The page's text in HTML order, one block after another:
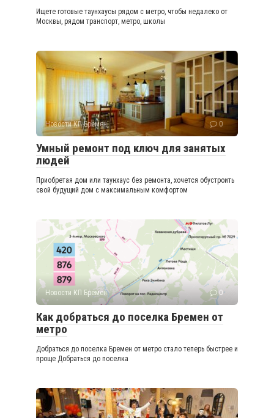
Ищете готовые таунхаусы рядом с метро, чтобы недалеко от
Москвы, рядом транспорт, метро, школы
Новости КП Бремен 0
Умный ремонт под ключ для занятых
людей
Приобретая дом или таунхаус без ремонта, хочется обустроить
свой будущий дом с максимальным комфортом
Новости КП Бремен 0
Как добраться до поселка Бремен от
метро
Добраться до поселка Бремен от метро стало теперь быстрее и
проще Добраться до поселка